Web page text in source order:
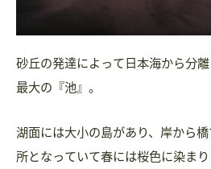
砂丘の発達によって日本海から分
最大の『池』。
湖面には大小の島があり、岸から
所となっていて春には桜色に染ま